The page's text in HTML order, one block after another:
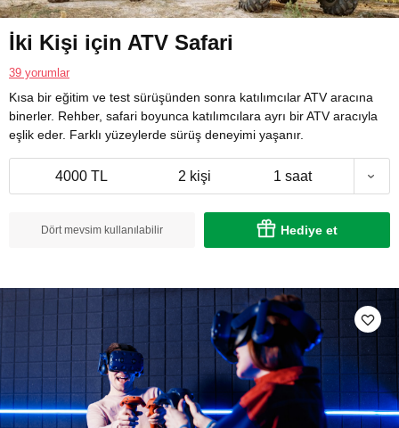
İki Kişi için ATV Safari
39 yorumlar
Kısa bir eğitim ve test sürüşünden sonra katılımcılar ATV aracına
binerler. Rehber, safari boyunca katılımcılara ayrı bir ATV aracıyla
eşlik eder. Farklı yüzeylerde sürüş deneyimi yaşanır.
4000 TL 2 kişi 1 saat
Dört mevsim kullanılabilir Hediye et